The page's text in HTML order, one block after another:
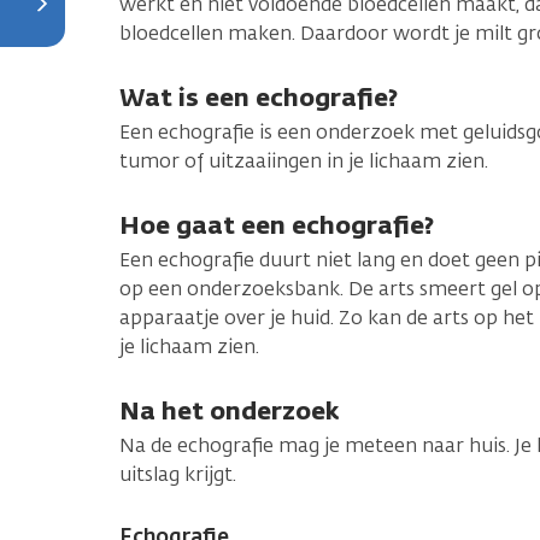
bloedcellen maken. Daardoor wordt je milt
Wat is een echografie?
Een echografie is een onderzoek met
tumor of uitzaaiingen in je lichaam zien.
Hoe gaat een echografie?
Een echografie duurt niet lang en doet geen
op een onderzoeksbank. De arts smeert gel
apparaatje over je huid. Zo kan de arts op
je lichaam zien.
Na het onderzoek
Na de echografie mag je meteen naar huis.
uitslag krijgt.